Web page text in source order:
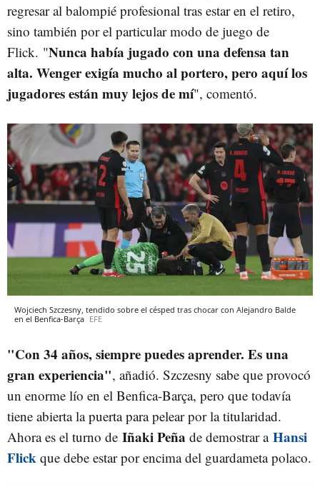
regresar al balompié profesional tras estar en el retiro,
sino también por el particular modo de juego de
Flick. "Nunca había jugado con una defensa tan
alta. Wenger exigía mucho al portero, pero aquí los
jugadores están muy lejos de mí", comentó.
Wojciech Szczesny, tendido sobre el césped tras chocar con Alejandro Balde
en el Benfica-Barça EFE
"Con 34 años, siempre puedes aprender. Es una
gran experiencia", añadió. Szczesny sabe que provocó
un enorme lío en el Benfica-Barça, pero que todavía
tiene abierta la puerta para pelear por la titularidad.
Ahora es el turno de Iñaki Peña de demostrar a Hansi
Flick que debe estar por encima del guardameta polaco.